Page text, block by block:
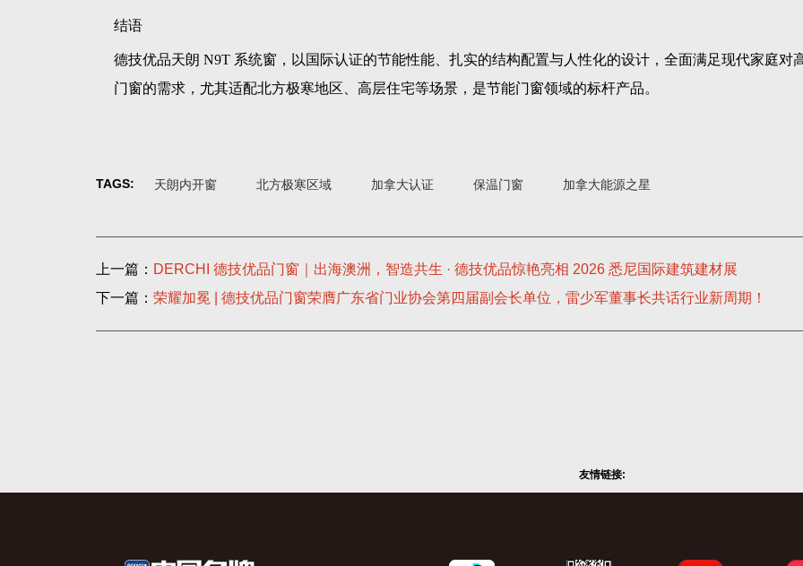
结语
德技优品天朗 N9T 系统窗，以国际认证的节能性能、扎实的结构配置与人性化的设计，全面满足现代家庭对
门窗的需求，尤其适配北方极寒地区、高层住宅等场景，是节能门窗领域的标杆产品。
TAGS: 天朗内开窗 北方极寒区域 加拿大认证 保温门窗 加拿大能源之星
上一篇： DERCHI 德技优品门窗｜出海澳洲，智造共生 · 德技优品惊艳亮相 2026 悉尼国际建筑建材展
下一篇： 荣耀加冕 | 德技优品门窗荣膺广东省门业协会第四届副会长单位，雷少军董事长共话行业新周期！
友情链接: